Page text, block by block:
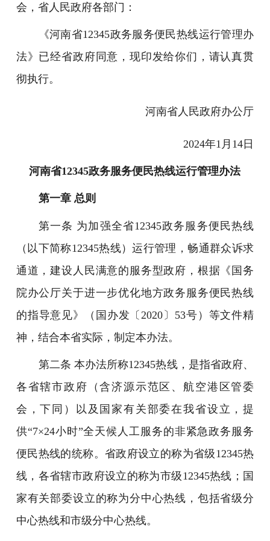
会，省人民政府各部门：
《河南省12345政务服务便民热线运行管理办
法》已经省政府同意，现印发给你们，请认真贯
彻执行。
河南省人民政府办公厅
2024年1月14日
河南省12345政务服务便民热线运行管理办法
第一章 总则
第一条 为加强全省12345政务服务便民热线
（以下简称12345热线）运行管理，畅通群众诉求
通道，建设人民满意的服务型政府，根据《国务
院办公厅关于进一步优化地方政务服务便民热线
的指导意见》（国办发〔2020〕53号）等文件精
神，结合本省实际，制定本办法。
第二条 本办法所称12345热线，是指省政府、
各省辖市政府（含济源示范区、航空港区管委
会，下同）以及国家有关部委在我省设立，提
供“7×24小时”全天候人工服务的非紧急政务服务
便民热线的统称。省政府设立的称为省级12345热
线，各省辖市政府设立的称为市级12345热线；国
家有关部委设立的称为分中心热线，包括省级分
中心热线和市级分中心热线。